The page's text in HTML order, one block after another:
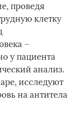
проведя
клетку
–
у пациента
анализ.
исследуют
на антитела